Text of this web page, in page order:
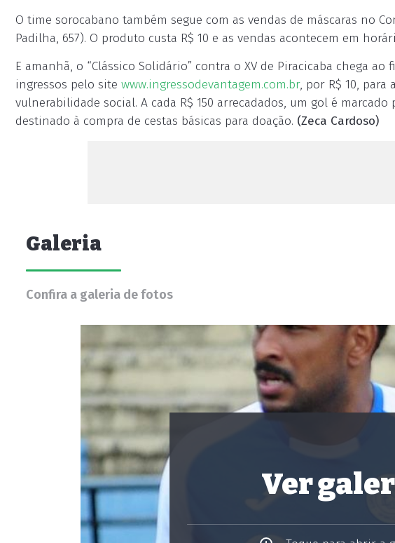
O time sorocabano também segue com as vendas de máscaras no
Padilha, 657). O produto custa R$ 10 e as vendas acontecem em
E amanhã, o “Clássico Solidário” contra o XV de Piracicaba chega
ingressos pelo site www.ingressodevantagem.com.br, por R$ 10,
vulnerabilidade social. A cada R$ 150 arrecadados, um gol é
destinado à compra de cestas básicas para doação. (Zeca Cardoso)
Galeria
Confira a galeria de fotos
Ver